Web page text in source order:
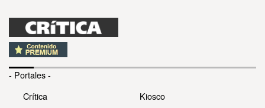
- Portales -
Crítica
Kiosco